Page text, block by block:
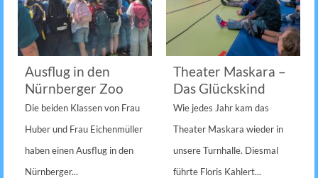
Ausflug in den
Nürnberger Zoo
Die beiden Klassen von Frau
Huber und Frau Eichenmüller
haben einen Ausflug in den
Nürnberger...
Theater Maskara –
Das Glückskind
Wie jedes Jahr kam das
Theater Maskara wieder in
unsere Turnhalle. Diesmal
führte Floris Kahlert...